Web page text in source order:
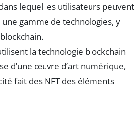
lequel les utilisateurs peuvent
gamme de technologies, y
la technologie blockchain
d’une œuvre d’art numérique,
fait des NFT des éléments